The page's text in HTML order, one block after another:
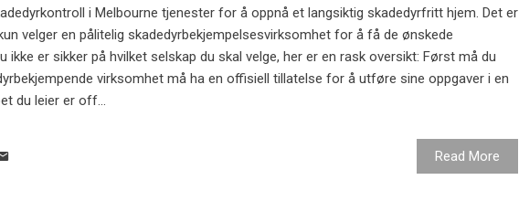
i Melbourne tjenester for å oppnå et langsiktig skadedyrfritt hjem. Det er
velger en pålitelig skadedyrbekjempelsesvirksomhet for å få de ønskede
ikke er sikker på hvilket selskap du skal velge, her er en rask oversikt: Først må du
virksomhet må ha en offisiell tillatelse for å utføre sine oppgaver i en
du leier er off...
Read More